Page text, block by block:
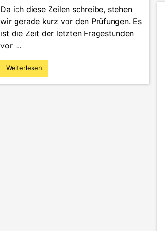
Da ich diese Zeilen schreibe, stehen
wir gerade kurz vor den Prüfungen. Es
ist die Zeit der letzten Fragestunden
vor …
"Worum
geht
Weiterlesen